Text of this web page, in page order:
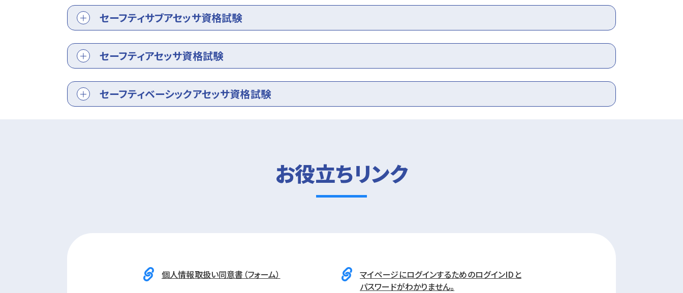
セーフティサブアセッサ資格試験
セーフティアセッサ資格試験
セーフティベーシックアセッサ資格試験
お役立ちリンク
個人情報取扱い同意書（フォーム）
マイページにログインするためのログインIDと
パスワードがわかりません。